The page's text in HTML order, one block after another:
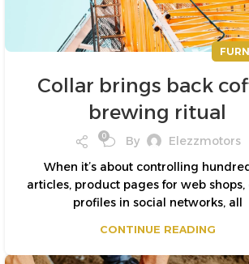
Collar brings back
brewing ritual
By Elezzmotors
0
When it’s about controlling
articles, product pages for web shops,
profiles in social networks, all
CONTINUE READING